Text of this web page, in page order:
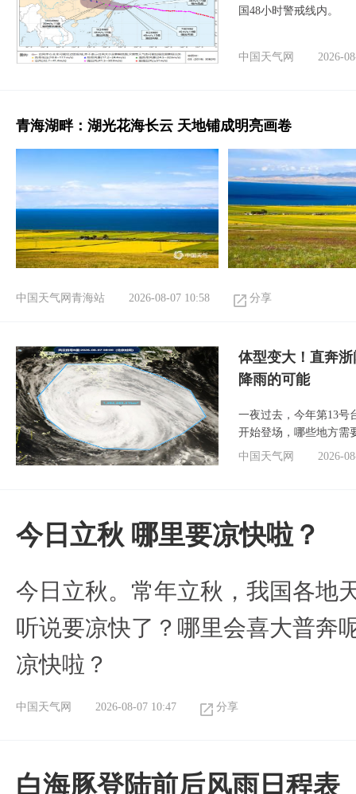
国48小时警戒线内。
中国天气网 2026-
青海湖畔：湖光花海长云 天地铺成明亮画卷
中国天气网青海站 2026-08-07 10:58 分享
体型变大！直奔
降雨的可能
一夜过去，今年第13号
开始登场，哪些地方需
中国天气网
2026-
今日立秋 哪里要凉快啦？
今日立秋。常年立秋，我国各地
听说要凉快了？哪里会喜大普奔
凉快啦？
中国天气网 2026-08-07 10:47 分享
白海豚登陆前后风雨日程表